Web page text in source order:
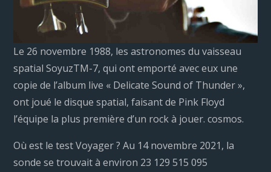
Le 26 novembre 1988, les astronomes du vaisseau
spatial SoyuzTM-7, qui ont emporté avec eux une
copie de l’album live « Delicate Sound of Thunder »,
ont joué le disque spatial, faisant de Pink Floyd
l’équipe la plus première d’un rock à jouer. cosmos.
Où est le test Voyager ? Au 14 novembre 2021, la
sonde se trouvait à environ 23 129 515 095